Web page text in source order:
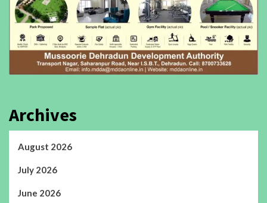
Archives
August 2026
July 2026
June 2026